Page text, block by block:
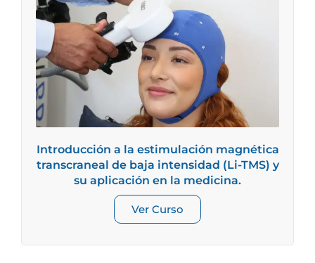
Introducción a la estimulación magnética
transcraneal de baja intensidad (Li-TMS) y
su aplicación en la medicina.
Ver Curso